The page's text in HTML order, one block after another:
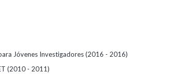
Jóvenes Investigadores (2016 - 2016)
(2010 - 2011)